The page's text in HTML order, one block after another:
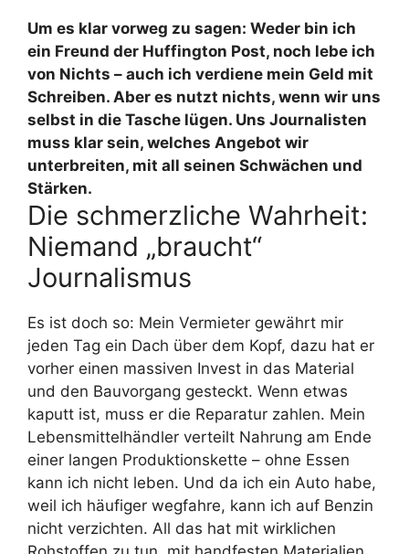
Um es klar vorweg zu sagen: Weder bin ich
ein Freund der Huffington Post, noch lebe ich
von Nichts – auch ich verdiene mein Geld mit
Schreiben. Aber es nutzt nichts, wenn wir uns
selbst in die Tasche lügen. Uns Journalisten
muss klar sein, welches Angebot wir
unterbreiten, mit all seinen Schwächen und
Stärken.
Die schmerzliche Wahrheit:
Niemand „braucht“
Journalismus
Es ist doch so: Mein Vermieter gewährt mir
jeden Tag ein Dach über dem Kopf, dazu hat er
vorher einen massiven Invest in das Material
und den Bauvorgang gesteckt. Wenn etwas
kaputt ist, muss er die Reparatur zahlen. Mein
Lebensmittelhändler verteilt Nahrung am Ende
einer langen Produktionskette – ohne Essen
kann ich nicht leben. Und da ich ein Auto habe,
weil ich häufiger wegfahre, kann ich auf Benzin
nicht verzichten. All das hat mit wirklichen